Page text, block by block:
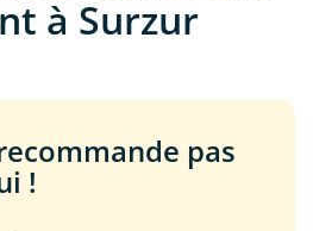
à Surzur
pas
!